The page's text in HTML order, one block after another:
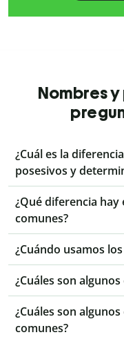
Nombres
¿Cuál es la
posesivos y
¿Qué diferencia
comunes?
¿Cuándo usamos
¿Cuáles son
¿Cuáles son
comunes?